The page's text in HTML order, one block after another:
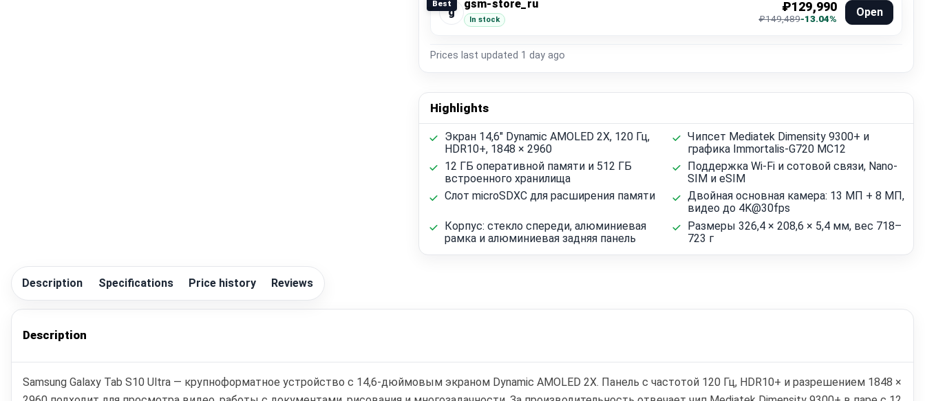
Best
g
gsm-store_ru
In stock
₽129,990
₽149,489-13.04% Open
Prices last updated 1 day ago
Highlights
Экран 14,6" Dynamic AMOLED 2X, 120 Гц,
HDR10+, 1848 × 2960
Чипсет Mediatek Dimensity 9300+ и
графика Immortalis-G720 MC12
12 ГБ оперативной памяти и 512 ГБ
встроенного хранилища
Поддержка Wi‑Fi и сотовой связи, Nano-
SIM и eSIM
Слот microSDXC для расширения памяти
Двойная основная камера: 13 МП + 8 МП,
видео до 4K@30fps
Корпус: стекло спереди, алюминиевая
рамка и алюминиевая задняя панель
Размеры 326,4 × 208,6 × 5,4 мм, вес 718–
723 г
Description Specifications Price history Reviews
Description
Samsung Galaxy Tab S10 Ultra — крупноформатное устройство с 14,6-дюймовым экраном Dynamic AMOLED 2X. Панель с частотой 120 Гц, HDR10+ и разрешением 1848 ×